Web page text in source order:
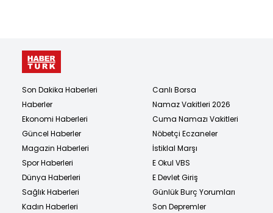
Son Dakika Haberleri
Haberler
Ekonomi Haberleri
Güncel Haberler
Magazin Haberleri
Spor Haberleri
Dünya Haberleri
Sağlık Haberleri
Kadın Haberleri
Canlı Borsa
Namaz Vakitleri 2026
Cuma Namazı Vakitleri
Nöbetçi Eczaneler
İstiklal Marşı
E Okul VBS
E Devlet Giriş
Günlük Burç Yorumları
Son Depremler